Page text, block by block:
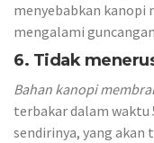
menyebabkan kanopi
mengalami
6. Tidak
Bahan kanopi
terbakar dalam waktu
sendirinya, yang akan